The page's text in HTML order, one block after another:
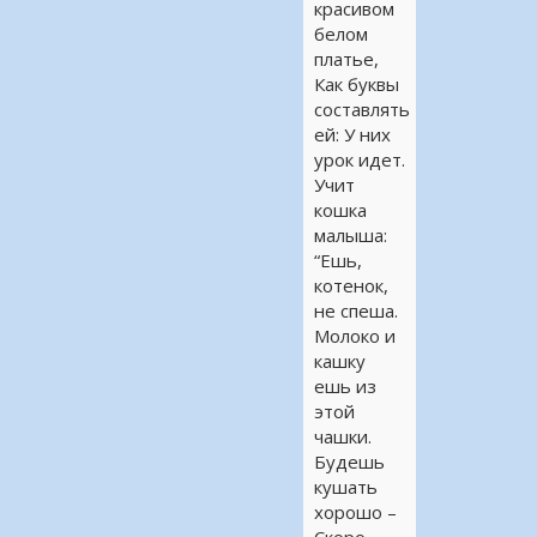
красивом
белом
платье,
Как буквы
составлять
ей: У них
урок идет.
Учит
кошка
малыша:
“Ешь,
котенок,
не спеша.
Молоко и
кашку
ешь из
этой
чашки.
Будешь
кушать
хорошо –